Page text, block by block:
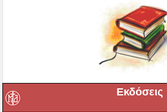
Εκδόσεις